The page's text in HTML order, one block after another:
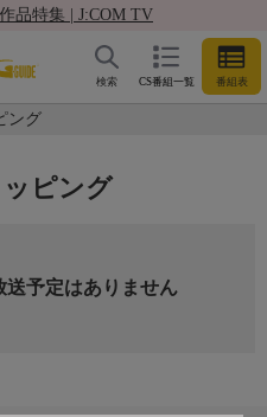
品特集 | J:COM TV
CS番組一覧 番組表
検索
ング
ピング
送予定はありません